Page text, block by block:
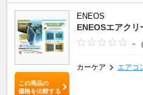
この商品の
価格を比較する
ENEOS
ENEOSエアク
-
カーケア エアコ